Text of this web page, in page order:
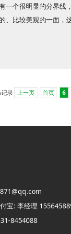
一个很明显的分界线
、比较美观的一面，
录 上一页 首页 6
宝: 李经理
8454088